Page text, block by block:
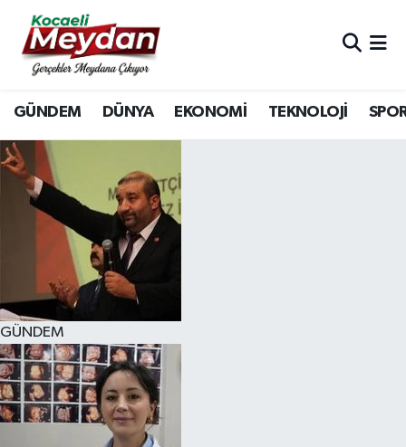
GÜNDEM DÜNYA EKONOMİ TEKNOLOJİ
GÜNDEM
Nöbetçi Eczaneler
Hava Durumu
Trafik Durumu
Süper Lig Puan Durumu ve Fikstür
Tüm Manşetler
Son Dakika Haberleri
Haber Arşivi